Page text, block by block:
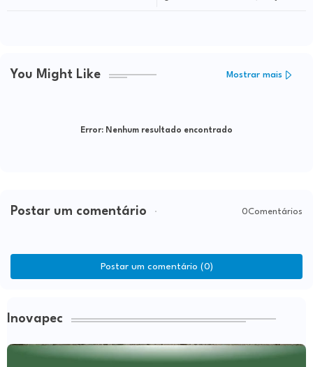
You Might Like Mostrar mais
Error: Nenhum resultado encontrado
Postar um comentário 0Comentários
Postar um comentário (0)
Inovapec